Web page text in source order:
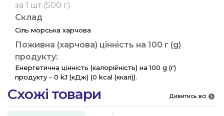
за 1 шт (500 г)
Склад
Сіль морська харчова
Поживна (харчова) цінність на 100 г (g)
продукту:
Енергетична цінність (калорійність) на 100 g (г)
продукту - 0 kJ (кДж) (0 kcal (ккал)).
Схожі товари Дивитись всі